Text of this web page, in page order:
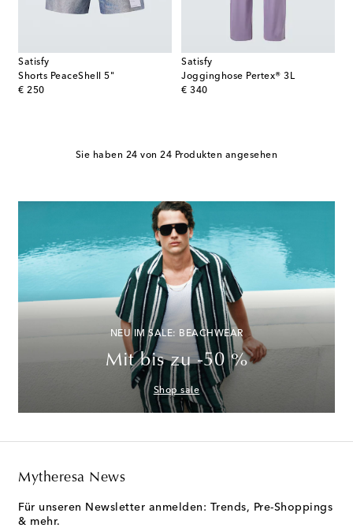
Satisfy
Shorts PeaceShell 5"
€ 250
original price
Satisfy
Jogginghose Pertex® 3L
€ 340
original price
Sie haben 24 von 24 Produkten angesehen
NEU IM SALE: BEACHWEAR
Mit bis zu -50 %
Shop sale
Mytheresa News
Für unseren Newsletter anmelden: Trends, Pre-Shoppings
& mehr.